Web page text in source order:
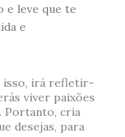
e leve que te
e
isso, irá refletir-
viver paixões
Portanto, cria
desejas, para